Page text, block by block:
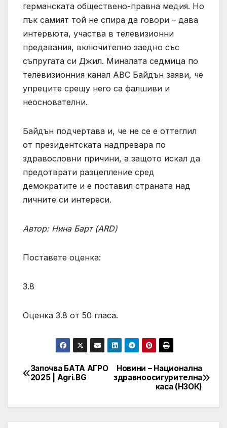
германската обществено-правна медия. Но
пък самият той не спира да говори – дава
интервюта, участва в телевизионни
предавания, включително заедно със
съпругата си Джил. Миналата седмица по
телевизионния канал ABC Байдън заяви, че
упреците срещу него са фалшиви и
неоснователни.
Байдън подчертава и, че не се е оттеглил
от президентската надпревара по
здравословни причини, а защото искал да
предотврати разцепление сред
демократите и е поставил страната над
личните си интереси.
Автор: Нина Барт (ARD)
Поставете оценка:
3.8
Оценка 3.8 от 50 гласа.
Post
Новини – Национална
здравноосигурителна
каса (НЗОК)
Започва БАТА АГРО
2025 | Agri.BG